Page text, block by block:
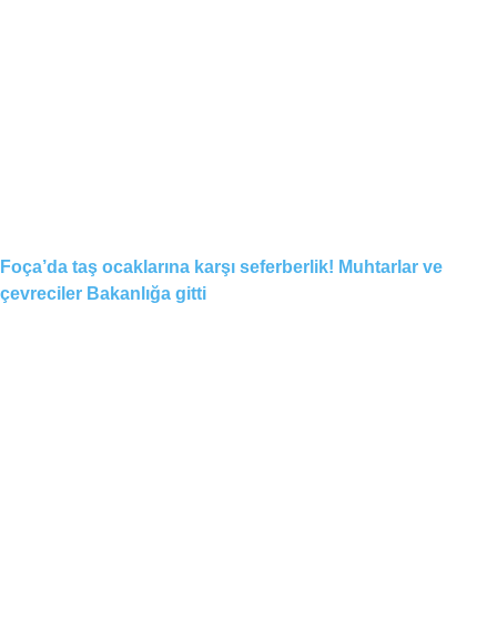
Foça’da taş ocaklarına karşı seferberlik! Muhtarlar ve
çevreciler Bakanlığa gitti